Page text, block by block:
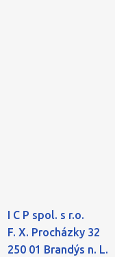
I C P spol. s r.o.
F. X. Procházky 32
250 01 Brandýs n. L.